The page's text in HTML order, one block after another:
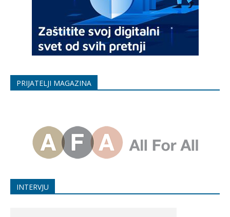
PRIJATELJI MAGAZINA
INTERVJU